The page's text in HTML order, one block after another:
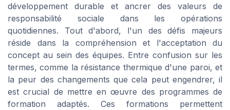
développement durable et ancrer des valeurs de
responsabilité sociale dans les opérations
quotidiennes. Tout d'abord, l'un des défis majeurs
réside dans la compréhension et l'acceptation du
concept au sein des équipes. Entre confusion sur les
termes, comme la résistance thermique d'une paroi, et
la peur des changements que cela peut engendrer, il
est crucial de mettre en œuvre des programmes de
formation adaptés. Ces formations permettent